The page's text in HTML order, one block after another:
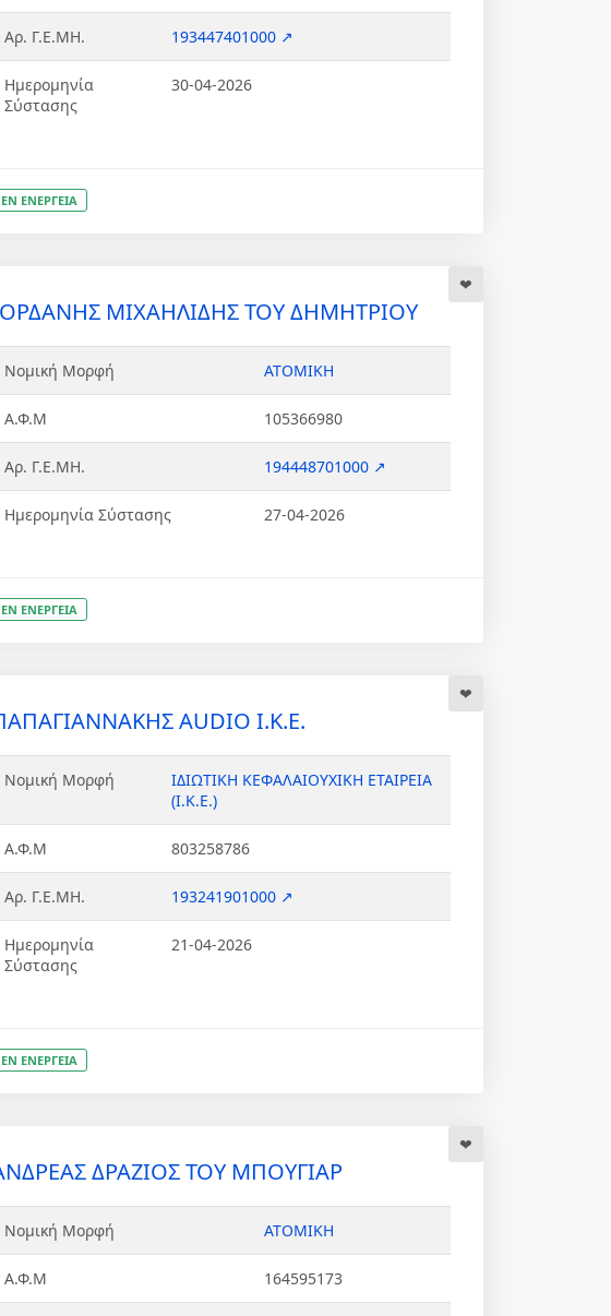
Αρ. Γ.Ε.ΜΗ. 193447401000 ↗
Ημερομηνία
Σύστασης
30-04-2026
ΕΝ ΕΝΕΡΓΕΙΑ
ΜΙΧΑΗΛΙΔΗΣ ΤΟΥ ΔΗΜΗΤΡΙΟΥ
Νομική Μορφή ΑΤΟΜΙΚΗ
Α.Φ.Μ 105366980
Αρ. Γ.Ε.ΜΗ. 194448701000 ↗
Ημερομηνία Σύστασης 27-04-2026
ΕΝ ΕΝΕΡΓΕΙΑ
AUDIO Ι.Κ.Ε.
Νομική Μορφή
ΙΔΙΩΤΙΚΗ ΚΕΦΑΛΑΙΟΥΧΙΚΗ ΕΤΑΙΡΕΙΑ
(Ι.Κ.Ε.)
Α.Φ.Μ 803258786
Αρ. Γ.Ε.ΜΗ. 193241901000 ↗
Ημερομηνία
Σύστασης
21-04-2026
ΕΝ ΕΝΕΡΓΕΙΑ
ΔΡΑΖΙΟΣ ΤΟΥ ΜΠΟΥΓΙΑΡ
Νομική Μορφή ΑΤΟΜΙΚΗ
Α.Φ.Μ 164595173